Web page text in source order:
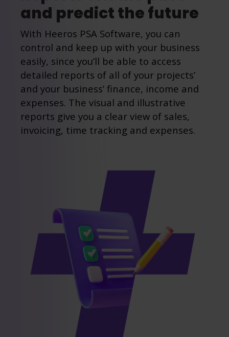
and predict the future
With Heeros PSA Software, you can
control and keep up with your business
easily, since you’ll be able to access
detailed reports of all of your projects’
and your business’ finance, income and
expenses. The visual and illustrative
reports give you a clear view of sales,
invoicing, time tracking and expenses.